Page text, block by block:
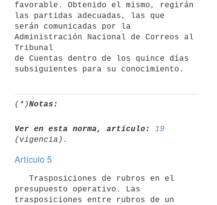
favorable. Obtenido el mismo, regirán
las partidas adecuadas, las que
serán comunicadas por la
Administración Nacional de Correos al
Tribunal
de Cuentas dentro de los quince días
(*)Notas:
Ver en esta norma, artículo:
19
Artículo 5
presupuesto operativo. Las
trasposiciones entre rubros de un